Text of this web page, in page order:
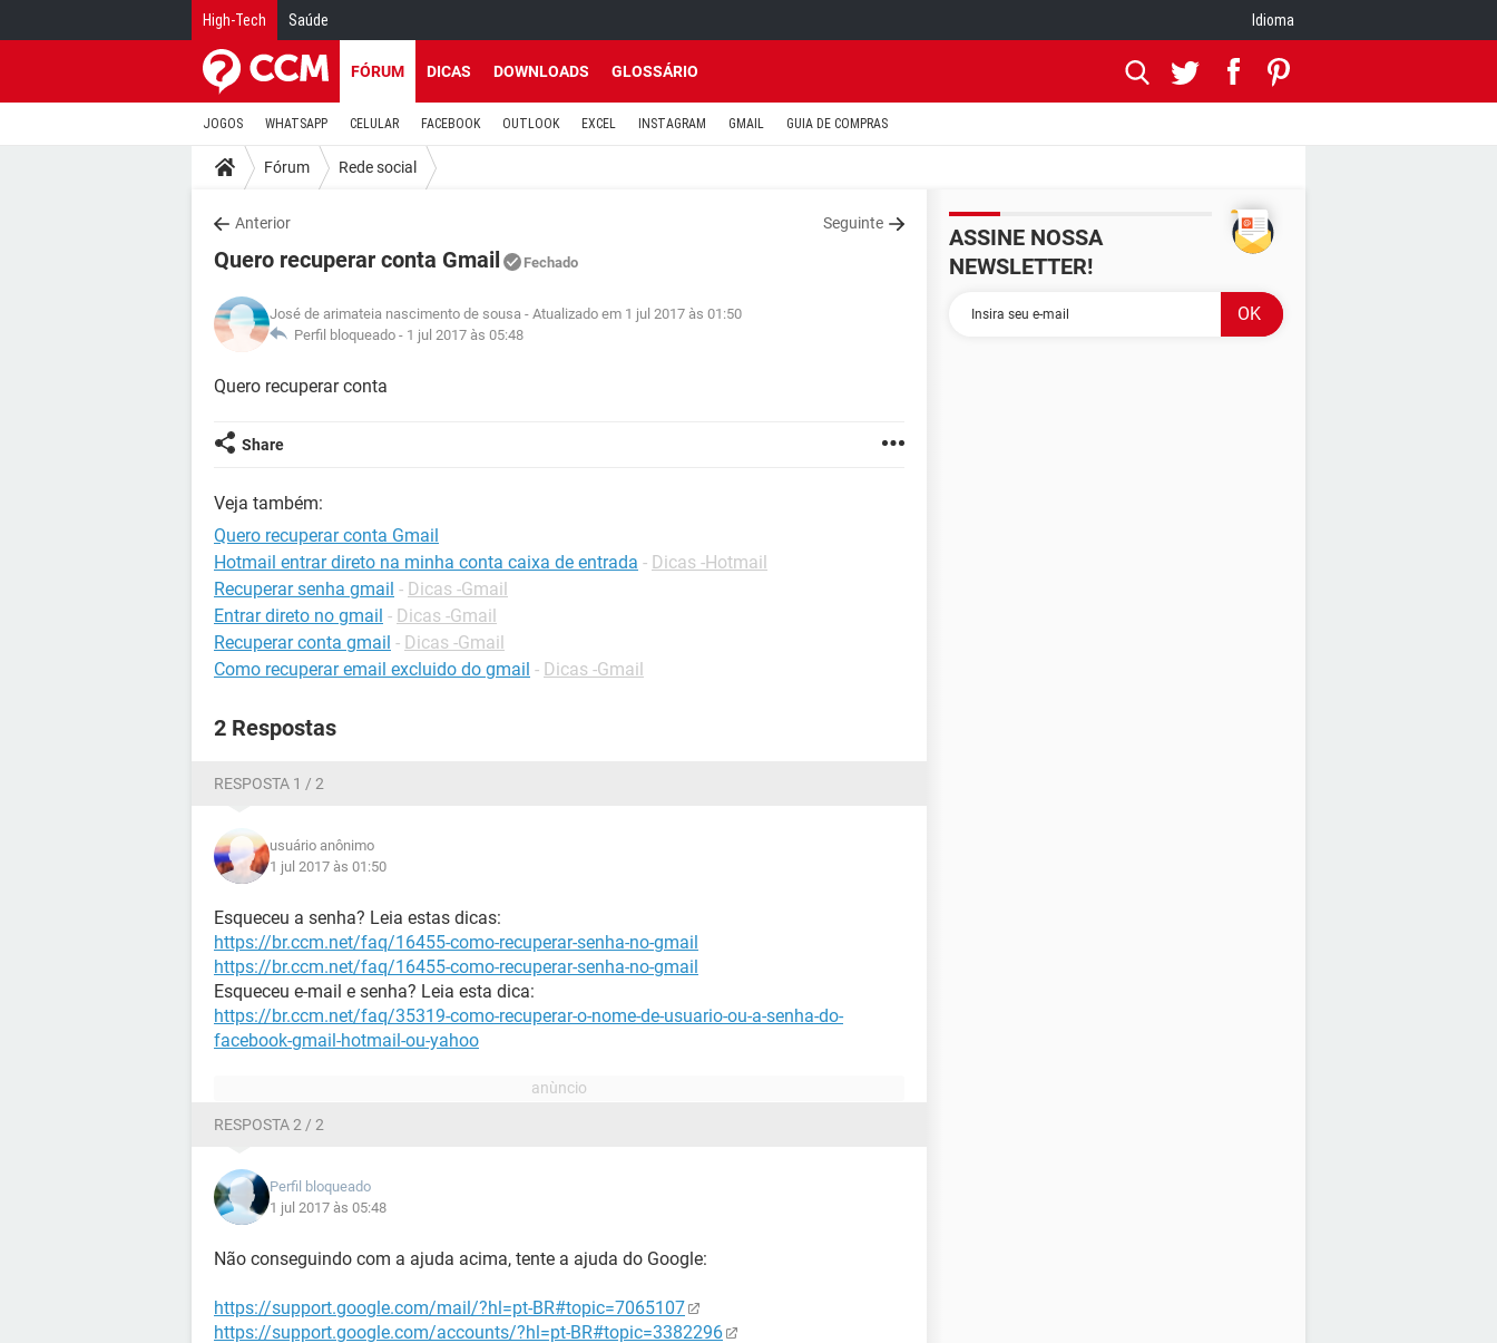
High-Tech Saúde Idioma
FÓRUM DICAS DOWNLOADS GLOSSÁRIO
JOGOS WHATSAPP CELULAR FACEBOOK OUTLOOK EXCEL INSTAGRAM GMAIL GUIA DE COMPRAS
Fórum Rede social
Anterior Seguinte
Quero recuperar conta Gmail Fechado
José de arimateia nascimento de sousa - Atualizado em 1 jul 2017 às 01:50
Perfil bloqueado - 1 jul 2017 às 05:48
Quero recuperar conta
Share
Veja também:
Quero recuperar conta Gmail
Hotmail entrar direto na minha conta caixa de entrada - Dicas -Hotmail
Recuperar senha gmail - Dicas -Gmail
Entrar direto no gmail - Dicas -Gmail
Recuperar conta gmail - Dicas -Gmail
Como recuperar email excluido do gmail - Dicas -Gmail
2 Respostas
RESPOSTA 1 / 2
usuário anônimo
1 jul 2017 às 01:50
Esqueceu a senha? Leia estas dicas:
https://br.ccm.net/faq/16455-como-recuperar-senha-no-gmail
https://br.ccm.net/faq/16455-como-recuperar-senha-no-gmail
Esqueceu e-mail e senha? Leia esta dica:
https://br.ccm.net/faq/35319-como-recuperar-o-nome-de-usuario-ou-a-senha-do-
facebook-gmail-hotmail-ou-yahoo
RESPOSTA 2 / 2
Perfil bloqueado
1 jul 2017 às 05:48
Não conseguindo com a ajuda acima, tente a ajuda do Google:
https://support.google.com/mail/?hl=pt-BR#topic=7065107
https://support.google.com/accounts/?hl=pt-BR#topic=3382296
ASSINE NOSSA
NEWSLETTER!